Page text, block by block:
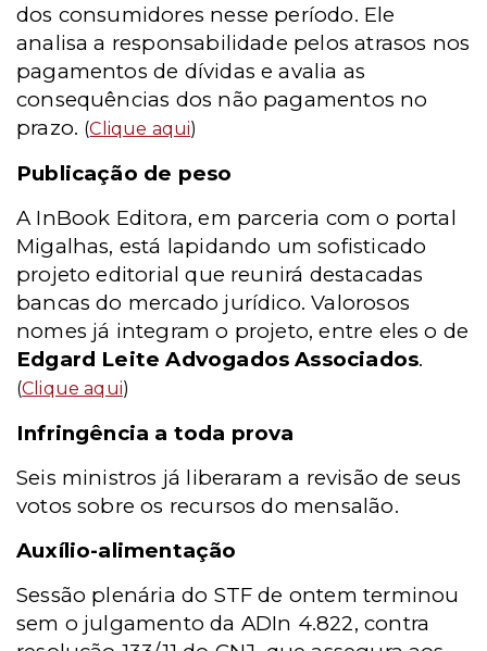
dos consumidores nesse período. Ele
analisa a responsabilidade pelos atrasos nos
pagamentos de dívidas e avalia as
consequências dos não pagamentos no
prazo. (Clique aqui)
Publicação de peso
A InBook Editora, em parceria com o portal
Migalhas, está lapidando um sofisticado
projeto editorial que reunirá destacadas
bancas do mercado jurídico. Valorosos
nomes já integram o projeto, entre eles o de
Edgard Leite Advogados Associados.
(Clique aqui)
Infringência a toda prova
Seis ministros já liberaram a revisão de seus
votos sobre os recursos do mensalão.
Auxílio-alimentação
Sessão plenária do STF de ontem terminou
sem o julgamento da ADIn 4.822, contra